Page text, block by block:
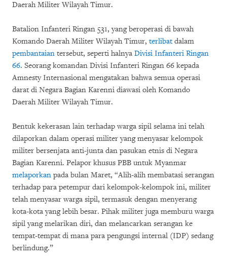
Daerah Militer Wilayah Timur.
Batalion Infanteri Ringan 531, yang beroperasi di bawah
Komando Daerah Militer Wilayah Timur, terlibatdalam
pembantaian tersebut, seperti halnya Divisi Infanteri Ringan
66. Seorang komandan Divisi Infanteri Ringan 66 kepada
Amnesty Internasional mengatakan bahwa semua operasi
darat di Negara Bagian Karenni diawasi oleh Komando
Daerah Militer Wilayah Timur.
Bentuk kekerasan lain terhadap warga sipil selama ini telah
dilaporkan dalam operasi militer yang menyasar kelompok
militer bersenjata anti-junta dan pasukan etnis di Negara
Bagian Karenni. Pelapor khusus PBB untuk Myanmar
melaporkan pada bulan Maret, “Alih-alih membatasi serangan
terhadap para petempur dari kelompok-kelompok ini, militer
telah menyasar warga sipil, termasuk dengan menyerang
kota-kota yang lebih besar. Pihak militer juga memburu warga
sipil yang melarikan diri, dan melancarkan serangan ke
tempat-tempat di mana para pengungsi internal (IDP) sedang
berlindung.”